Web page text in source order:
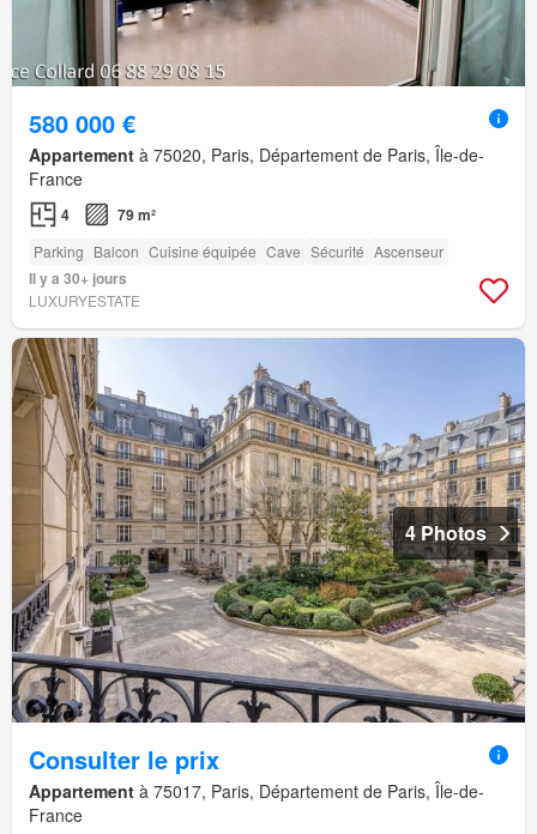
580 000 €
Appartement à 75020, Paris, Département de Paris, Île-de-
France
4 79 m²
Parking Balcon Cuisine équipée Cave Sécurité Ascenseur
Il y a 30+ jours
LUXURYESTATE
4 Photos
Consulter le prix
Appartement à 75017, Paris, Département de Paris, Île-de-
France